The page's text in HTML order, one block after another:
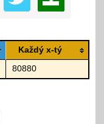
Každý x-tý
80880